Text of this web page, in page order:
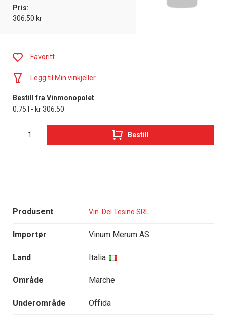
Pris:
306.50 kr
Produsent Vin. Del Tesino SRL
Importør Vinum Merum AS
Land Italia
Område Marche
Underområde Offida
Favoritt
Legg til Min vinkjeller
Bestill fra Vinmonopolet
0.75 l - kr 306.50
Bestill